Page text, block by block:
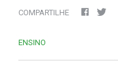
COMPARTILHE
ENSINO